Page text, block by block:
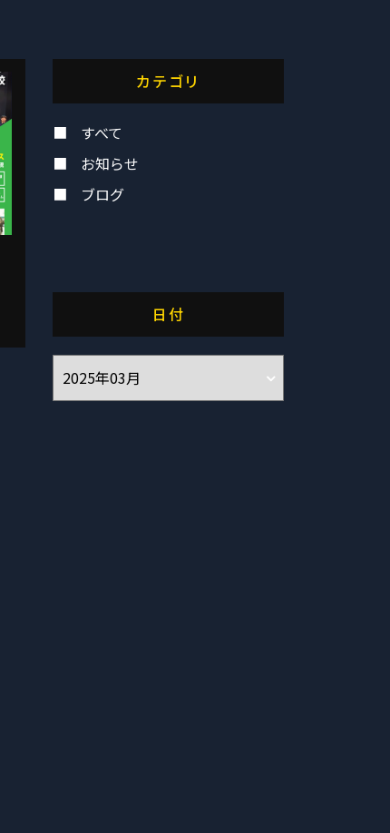
カテゴリ
すべて
お知らせ
ブログ
日付